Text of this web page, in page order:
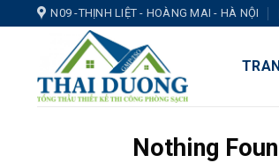
N09 -THỊNH LIỆT - HOÀNG MAI - HÀ NỘI
Nothing